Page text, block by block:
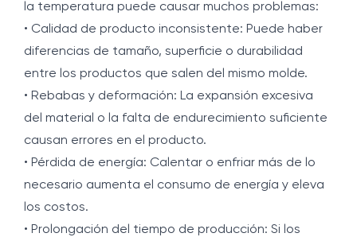
la temperatura puede causar muchos problemas:
• Calidad de producto inconsistente: Puede haber
diferencias de tamaño, superficie o durabilidad
entre los productos que salen del mismo molde.
• Rebabas y deformación: La expansión excesiva
del material o la falta de endurecimiento suficiente
causan errores en el producto.
• Pérdida de energía: Calentar o enfriar más de lo
necesario aumenta el consumo de energía y eleva
los costos.
• Prolongación del tiempo de producción: Si los